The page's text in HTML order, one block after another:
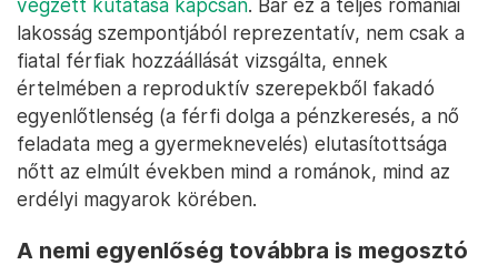
végzett kutatása kapcsán. Bár ez a teljes romániai
lakosság szempontjából reprezentatív, nem csak a
fiatal férfiak hozzáállását vizsgálta, ennek
értelmében a reproduktív szerepekből fakadó
egyenlőtlenség (a férfi dolga a pénzkeresés, a nő
feladata meg a gyermeknevelés) elutasítottsága
nőtt az elmúlt években mind a románok, mind az
erdélyi magyarok körében.
A nemi egyenlőség továbbra is megosztó